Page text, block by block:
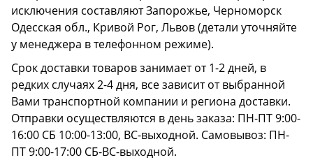
исключения составляют Запорожье, Черноморск
Одесская обл., Кривой Рог, Львов (детали уточняйте
у менеджера в телефонном режиме).
Срок доставки товаров занимает от 1-2 дней, в
редких случаях 2-4 дня, все зависит от выбранной
Вами транспортной компании и региона доставки.
Отправки осуществляются в день заказа: ПН-ПТ 9:00-
16:00 СБ 10:00-13:00, ВС-выходной. Самовывоз: ПН-
ПТ 9:00-17:00 СБ-ВС-выходной.